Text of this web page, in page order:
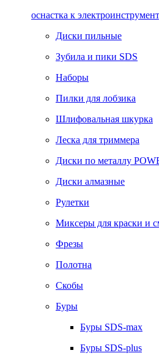
оснастка к
Диски пильные
Зубила и пики SDS
Наборы
Пилки для лобзика
Шлифовальная шкурка
Леска для триммера
Диски по металлу
Диски алмазные
Рулетки
Миксеры для краски и
Фрезы
Полотна
Скобы
Буры
Буры SDS-max
Буры SDS-plus